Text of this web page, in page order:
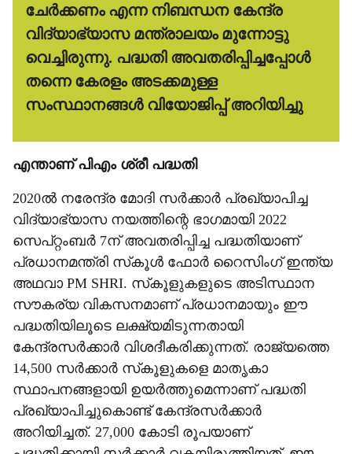
ചേര്‍ക്കണം എന്ന നിബന്ധന കേന്ദ്ര
വിദ്യാഭ്യാസ മന്ത്രാലയം മുന്നോട്ടു
വെച്ചിരുന്നു. പദ്ധതി അവതരിപ്പിച്ചപ്പോള്‍
തന്നെ കേരളം അടക്കമുള്ള
സംസ്ഥാനങ്ങള്‍ വിയോജിപ്പ് അറിയിച്ചു
എന്താണ് പിഎം ശ്രീ പദ്ധതി
2020ല്‍ നരേന്ദ്ര മോദി സര്‍ക്കാര്‍ പ്രഖ്യാപിച്ച
വിദ്യാഭ്യാസ നയത്തിന്റെ ഭാഗമായി 2022
സെപ്റ്റംബര്‍ 7ന് അവതരിപ്പിച്ച പദ്ധതിയാണ്
പ്രധാനമന്ത്രി സ്‌കൂള്‍ ഫോര്‍ റൈസിംഗ് ഇന്ത്യ
അഥവാ PM SHRI. സ്‌കൂളുകളുടെ അടിസ്ഥാന
സൗകര്യ വികസനമാണ് പ്രധാനമായും ഈ
പദ്ധതിയിലൂടെ ലക്ഷ്യമിടുന്നതായി
കേന്ദ്രസര്‍ക്കാര്‍ വിശദീകരിക്കുന്നത്. രാജ്യത്തെ
14,500 സര്‍ക്കാര്‍ സ്‌കൂളുകളെ മാതൃകാ
സ്ഥാപനങ്ങളായി ഉയര്‍ത്തുമെന്നാണ് പദ്ധതി
പ്രഖ്യാപിച്ചുകൊണ്ട് കേന്ദ്രസര്‍ക്കാര്‍
അറിയിച്ചത്. 27,000 കോടി രൂപയാണ്